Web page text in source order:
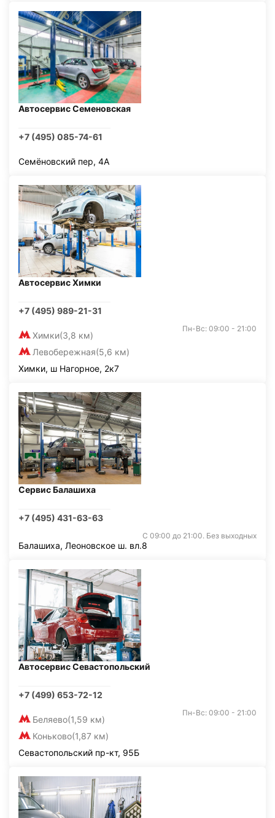
Автосервис Семеновская
+7 (495) 085-74-61
Семёновский пер, 4А
Автосервис Химки
+7 (495) 989-21-31
Химки(3,8 км)
Левобережная(5,6 км)
Пн-Вс: 09:00 - 21:00
Химки, ш Нагорное, 2к7
Сервис Балашиха
+7 (495) 431-63-63
С 09:00 до 21:00. Без выходных
Балашиха, Леоновское ш. вл.8
Автосервис Севастопольский
+7 (499) 653-72-12
Беляево(1,59 км)
Коньково(1,87 км)
Пн-Вс: 09:00 - 21:00
Севастопольский пр-кт, 95Б